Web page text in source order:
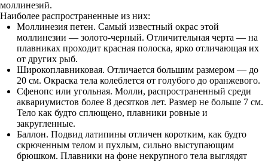
моллинезий.
Наиболее распространенные из них:
Моллинезия петен. Самый известный окрас этой
моллинезии — золото-черный. Отличительная черта — на
плавниках проходит красная полоска, ярко отличающая их
от других рыб.
Широкоплавниковая. Отличается большим размером — до
20 см. Окраска тела колеблется от голубого до оранжевого.
Сфенопс или угольная. Молли, распространенный среди
аквариумистов более 8 десятков лет. Размер не больше 7 см.
Тело как будто сплющено, плавники ровные и
закругленные.
Баллон. Подвид латипины отличен коротким, как будто
скрюченным телом и пухлым, сильно выступающим
брюшком. Плавники на фоне некрупного тела выглядят